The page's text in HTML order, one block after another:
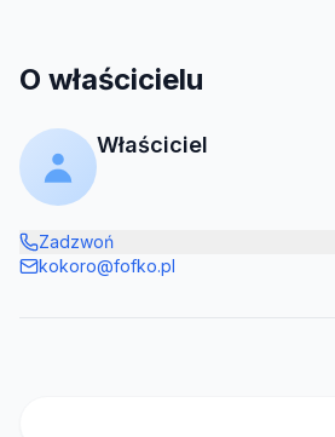
O właścicielu
Właściciel
Zadzwoń
kokoro@fofko.pl